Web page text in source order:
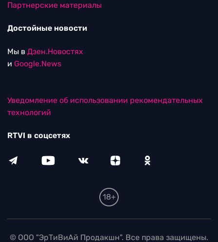
Партнерские материалы
Достойные новости
Мы в Дзен.Новостях
и Google.News
Уведомление об использовании рекомендательных
технологий
RTVI в соцсетях
18+
© ООО "ЭрТиВиАй Продакшн". Все права защищены.